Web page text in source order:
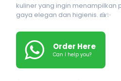
kuliner yang ingin menampilkan
gaya elegan dan higienis. 🍰✨
Order Here
Can I help you?